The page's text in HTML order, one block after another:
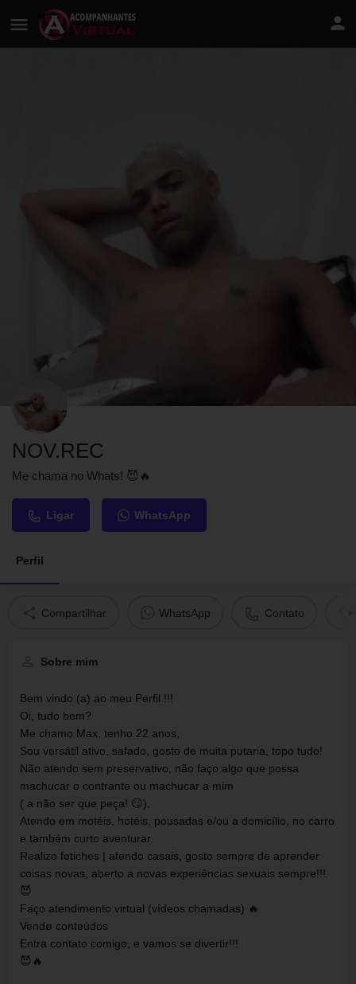
NOV.REC
Me chama no Whats! 😈🔥
Ligar WhatsApp
Perfil
Compartilhar WhatsApp Contato
Sobre mim
Bem vindo (a) ao meu Perfil !!!
Oi, tudo bem?
Me chamo Max, tenho 22 anos,
Sou versátil ativo, safado, gosto de muita putaria, topo tudo!
Não atendo sem preservativo, não faço algo que possa
machucar o contrante ou machucar a mim
( a não ser que peça! 😏).
Atendo em motéis, hotéis, pousadas e/ou a domicílio, no carro
e também curto aventurar.
Realizo fetiches | atendo casais, gosto sempre de aprender
coisas novas, aberto a novas experiências sexuais sempre!!!
😈
Faço atendimento virtual (vídeos chamadas) 🔥
Vendø conteúdos
Entra contato comigo, e vamos se divertir!!!
😈🔥